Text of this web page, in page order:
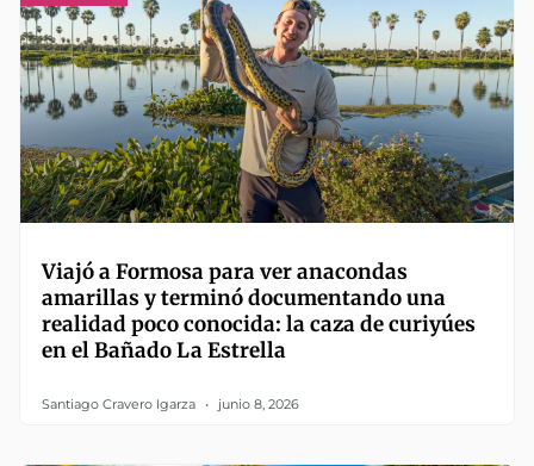
Viajó a Formosa para ver anacondas
amarillas y terminó documentando una
realidad poco conocida: la caza de curiyúes
en el Bañado La Estrella
Santiago Cravero Igarza junio 8, 2026